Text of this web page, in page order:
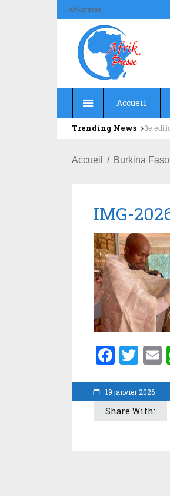
Afrikpresse
Accueil
Trending News
Accueil Burkina Faso
19 janvier 2026
IMG-
Share With: